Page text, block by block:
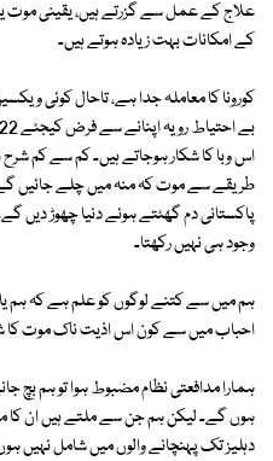
علاج کے عمل سے گزرتے ہیں، یقینی موت
کے امکانات بہت زیادہ ہوتے ہیں۔
کورونا کا معاملہ جدا ہے، تاحال کوئی
اس وبا کا شکار ہوجاتے ہیں۔ کم سے کم
پاکستانی دم گھٹتے ہوئے دنیا چھوڑ دیں
وجود ہی نہیں رکھتا۔
ہم میں سے کتنے لوگوں کو علم ہے کہ ہم یا
احباب میں سے کون اس اذیت ناک موت کا
ہمارا مدافعتی نظام مضبوط ہوا تو ہم بچ
ہوں گے۔ لیکن ہم جن سے ملتے ہیں ان کا
دہلیز تک پہنچانے والوں میں شامل نہیں